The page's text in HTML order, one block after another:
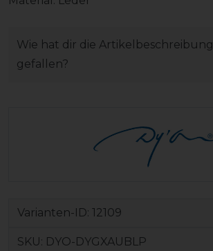
Wie hat dir die Artikelbeschreibung
gefallen?
Varianten-ID: 12109
SKU: DYO-DYGXAUBLP